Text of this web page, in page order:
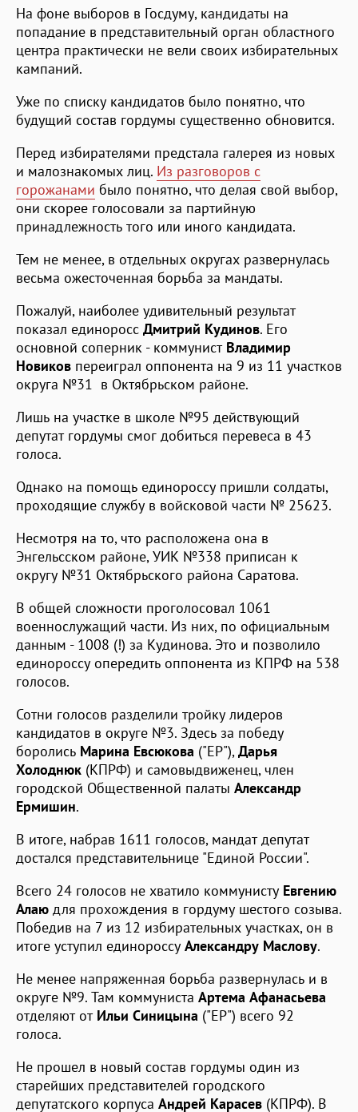
На фоне выборов в Госдуму, кандидаты на
попадание в представительный орган областного
центра практически не вели своих избирательных
кампаний.
Уже по списку кандидатов было понятно, что
будущий состав гордумы существенно обновится.
Перед избирателями предстала галерея из новых
и малознакомых лиц. Из разговоров с
горожанами было понятно, что делая свой выбор,
они скорее голосовали за партийную
принадлежность того или иного кандидата.
Тем не менее, в отдельных округах развернулась
весьма ожесточенная борьба за мандаты.
Пожалуй, наиболее удивительный результат
показал единоросс Дмитрий Кудинов. Его
основной соперник - коммунист Владимир
Новиков переиграл оппонента на 9 из 11 участков
округа №31 в Октябрьском районе.
Лишь на участке в школе №95 действующий
депутат гордумы смог добиться перевеса в 43
голоса.
Однако на помощь единороссу пришли солдаты,
проходящие службу в войсковой части № 25623.
Несмотря на то, что расположена она в
Энгельсском районе, УИК №338 приписан к
округу №31 Октябрьского района Саратова.
В общей сложности проголосовал 1061
военнослужащий части. Из них, по официальным
данным - 1008 (!) за Кудинова. Это и позволило
единороссу опередить оппонента из КПРФ на 538
голосов.
Сотни голосов разделили тройку лидеров
кандидатов в округе №3. Здесь за победу
боролись Марина Евсюкова ("ЕР"), Дарья
Холоднюк (КПРФ) и самовыдвиженец, член
городской Общественной палаты Александр
Ермишин.
В итоге, набрав 1611 голосов, мандат депутат
достался представительнице "Единой России".
Всего 24 голосов не хватило коммунисту Евгению
Алаю для прохождения в гордуму шестого созыва.
Победив на 7 из 12 избирательных участках, он в
итоге уступил единороссу Александру Маслову.
Не менее напряженная борьба развернулась и в
округе №9. Там коммуниста Артема Афанасьева
отделяют от Ильи Синицына ("ЕР") всего 92
голоса.
Не прошел в новый состав гордумы один из
старейших представителей городского
депутатского корпуса Андрей Карасев (КПРФ). В